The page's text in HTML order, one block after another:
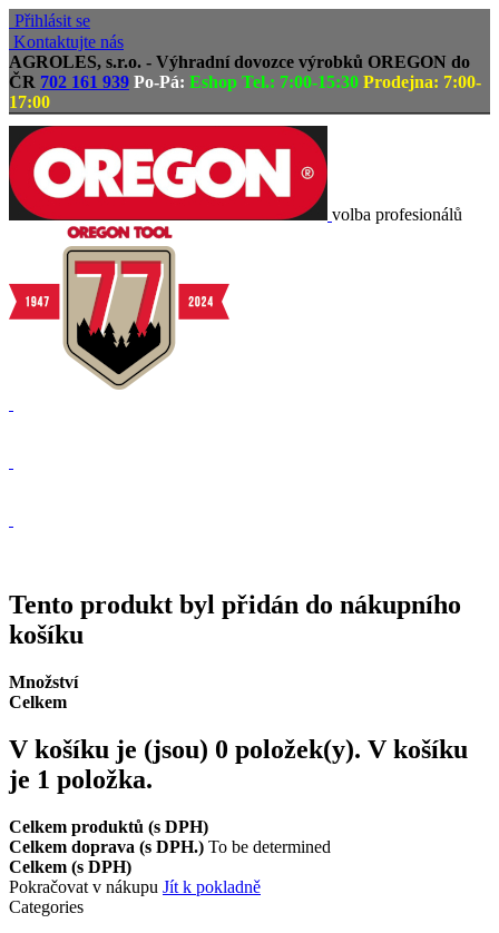
Přihlásit se
Kontaktujte nás
AGROLES, s.r.o. - Výhradní dovozce výrobků OREGON do
ČR 702 161 939 Po-Pá: Eshop Tel.: 7:00-15:30 Prodejna: 7:00-
17:00
volba profesionálů
Tento produkt byl přidán do nákupního
košíku
Množství
Celkem
V košíku je (jsou) 0 položek(y). V košíku
je 1 položka.
Celkem produktů (s DPH)
Celkem doprava (s DPH.) To be determined
Celkem (s DPH)
Pokračovat v nákupu Jít k pokladně
Categories